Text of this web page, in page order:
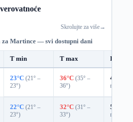
Skrolujte za više→
za Martince — svi dostupni dani
T min T max
23°C (21° –
23°)
36°C (35° –
36°)
47%
mm)
22°C (21° –
23°)
32°C (31° –
33°)
55%
mm)